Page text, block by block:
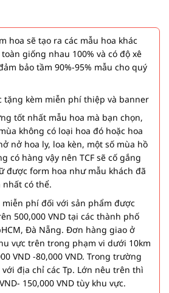
hoa sẽ tạo ra các mẫu hoa khác
giống nhau 100% và có độ xê
bảo tầm 90%-95% mẫu cho quý
tặng kèm miễn phí thiệp và banner
tốt nhất mẫu hoa mà bạn chọn,
không có loại hoa đó hoặc hoa
nở hoa ly, loa kèn, một số mùa hồ
có hàng vậy nên TCF sẽ cố gắng
được form hoa như mẫu khách đã
có thể.
phí đối với sản phẩm được
500,000 VND tại các thành phố
Đà Nẵng. Đơn hàng giao ở
vực trên trong phạm vi dưới 10km
VND -80,000 VND. Trong trường
địa chỉ các Tp. Lớn nêu trên thì
150,000 VND tùy khu vực.